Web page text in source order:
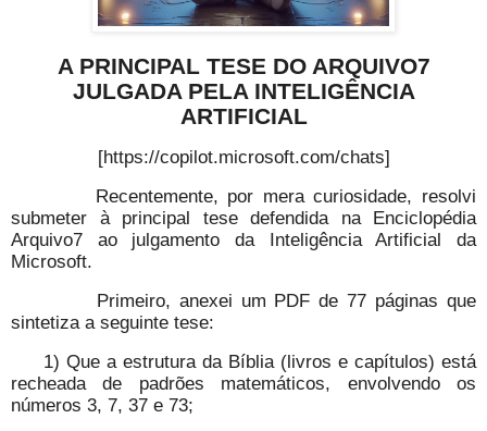
A PRINCIPAL TESE DO ARQUIVO7
JULGADA PELA INTELIGÊNCIA
ARTIFICIAL
[https://copilot.microsoft.com/chats]
Recentemente, por mera curiosidade, resolvi
submeter à principal tese defendida na Enciclopédia
Arquivo7 ao julgamento da Inteligência Artificial da
Microsoft.
Primeiro, anexei um PDF de 77 páginas que
sintetiza a seguinte tese:
1) Que a estrutura da Bíblia (livros e capítulos) está
recheada de padrões matemáticos, envolvendo os
números 3, 7, 37 e 73;